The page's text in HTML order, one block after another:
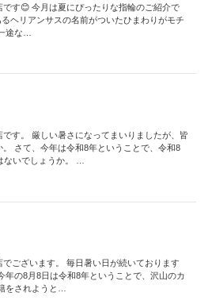
す😊 今月は夏にぴったりな指輪のご紹介で
ヘリアンサスの名前がついたひまわりがモチ
途な…
す。 厳しい暑さになってまいりましたが、皆
さて、今年は令和8年ということで、令和8
ないでしょうか。 …
ございます。 毎日暑い日が続いております
年の8月8日は令和8年ということで、沢山のカ
をされようと…